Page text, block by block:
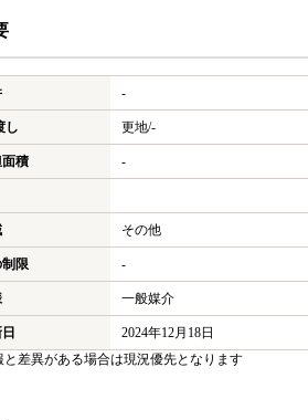
-
し 更地/-
積 -
その他
限 -
一般媒介
2024年12月18日
差異がある場合は現況優先となります